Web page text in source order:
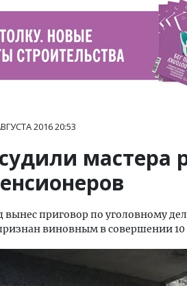
201620:53
мастера
вынес приговор по уголовному
виновным в совершении